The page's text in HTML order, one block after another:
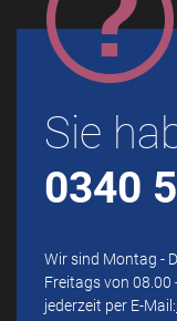
Sie
0340
Wir sind Montag -
Freitags von 08.00
jederzeit per E-Mail: